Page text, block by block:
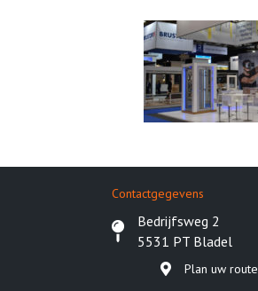
Contactgegevens
Bedrijfsweg 2
5531 PT Bladel
Plan uw route